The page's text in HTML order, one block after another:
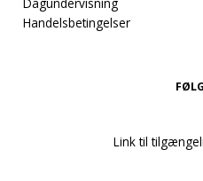
Handelsbetingelser
Link til